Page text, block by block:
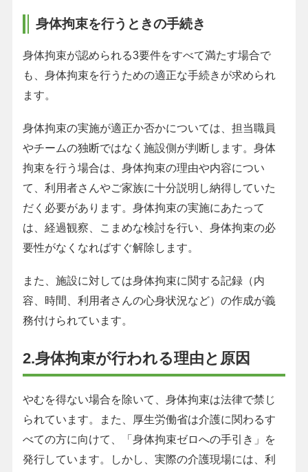
身体拘束を行うときの手続き
身体拘束が認められる3要件をすべて満たす場合で
も、身体拘束を行うための適正な手続きが求められ
ます。
身体拘束の実施が適正か否かについては、担当職員
やチームの独断ではなく施設側が判断します。身体
拘束を行う場合は、身体拘束の理由や内容につい
て、利用者さんやご家族に十分説明し納得していた
だく必要があります。身体拘束の実施にあたって
は、経過観察、こまめな検討を行い、身体拘束の必
要性がなくなればすぐ解除します。
また、施設に対しては身体拘束に関する記録（内
容、時間、利用者さんの心身状況など）の作成が義
務付けられています。
2.身体拘束が行われる理由と原因
やむを得ない場合を除いて、身体拘束は法律で禁じ
られています。また、厚生労働省は介護に関わるす
べての方に向けて、「身体拘束ゼロへの手引き」を
発行しています。しかし、実際の介護現場には、利